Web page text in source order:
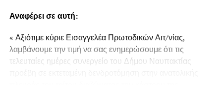
Αναφέρει σε αυτή:
« Αξιότιμε κύριε Εισαγγελέα Πρωτοδικών Αιτ/νίας,
λαμβάνουμε την τιμή να σας ενημερώσουμε ότι τις
τελευταίες ημέρες συνεργείο του Δήμου Ναυπακτίας